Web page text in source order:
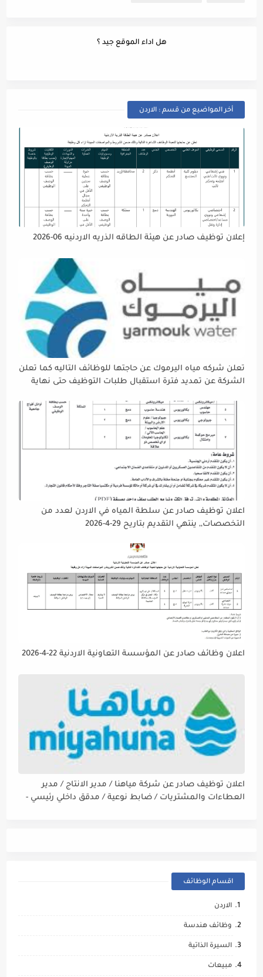
هل اداء الموقع جيد ؟
أخر المواضيع من قسم : الاردن
إعلان توظيف صادر عن هيئة الطاقه الذريه الاردنيه 06-2026
تعلن شركه مياه اليرموك عن حاجتها للوظائف التاليه كما تعلن
الشركة عن تمديد فترة استقبال طلبات التوظيف حتى نهاية
إتاحة الفرصة الكافية أمام الجميع لاستكمال إجراءات التقديم.
اعلان توظيف صادر عن سلطة المياه في الاردن لعدد من
التخصصات,, ينتهي التقديم بتاريح 29-4-2026
اعلان وظائف صادر عن المؤسسة التعاونية الاردنية 22-4-2026
اعلان توظيف صادر عن شركة مياهنا / مدير الانتاج / مدير
العطاءات والمشتريات / ضابط نوعية / مدقق داخلي رئيسي -
اقسام الوظائف
الاردن
وظائف هندسة
السيرة الذاتية
مبيعات